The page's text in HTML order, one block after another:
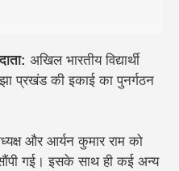
अखिल भारतीय विद्यार्थी
प्रखंड की इकाई का पुनर्गठन
और आर्यन कुमार राम को
सौंपी गई। इसके साथ ही कई अन्य